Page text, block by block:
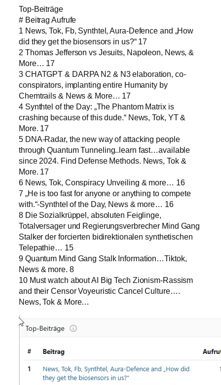
Top-Beiträge
# Beitrag Aufrufe
1 News, Tok, Fb, Synthtel, Aura-Defence and „How
did they get the biosensors in us?“ 17
2 Thomas Jefferson vs Jesuits, Napoleon, News, &
More… 17
3 CHATGPT & DARPA N2 & N3 elaboration, co-
conspirators, implanting entire Humanity by
Chemtrails & News & More… 17
4 Synthtel of the Day: „The Phantom Matrix is
crashing because of this dude.“ News, Tok, YT &
More. 17
5 DNA-Radar, the new way of attacking people
through Quantum Tunneling..learn fast…available
since 2024. Find Defense Methods. News, Tok &
More. 17
6 News, Tok, Conspiracy Unveiling & more… 16
7 „He is too fast for anyone or anything to compete
with.“-Synthtel of the Day, News & more… 16
8 Die Sozialkrüppel, absoluten Feiglinge,
Totalversager und Regierungsverbrecher Mind Gang
Stalker der forcierten bidirektionalen synthetischen
Telepathie… 15
9 Quantum Mind Gang Stalk Information…Tiktok,
News & more. 8
10 Must watch about AI Big Tech Zionism-Rassism
and their Censor Voyeuristic Cancel Culture….
News, Tok & More…